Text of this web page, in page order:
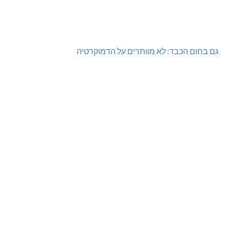
גם בחום הכבד: לא מוותרים על הדמוקרטיה